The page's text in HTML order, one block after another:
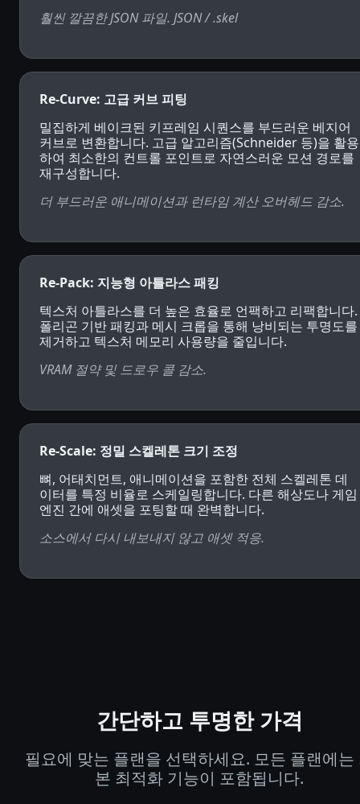
훨씬 깔끔한 JSON 파일. JSON / .skel
Re-Curve: 고급 커브 피팅
밀집하게 베이크된 키프레임 시퀀스를 부드러운 베지어
커브로 변환합니다. 고급 알고리즘(Schneider 등)을 활용
하여 최소한의 컨트롤 포인트로 자연스러운 모션 경로를
재구성합니다.
더 부드러운 애니메이션과 런타임 계산 오버헤드 감소.
Re-Pack: 지능형 아틀라스 패킹
텍스처 아틀라스를 더 높은 효율로 언팩하고 리팩합니다.
폴리곤 기반 패킹과 메시 크롭을 통해 낭비되는 투명도를
제거하고 텍스처 메모리 사용량을 줄입니다.
VRAM 절약 및 드로우 콜 감소.
Re-Scale: 정밀 스켈레톤 크기 조정
뼈, 어태치먼트, 애니메이션을 포함한 전체 스켈레톤 데
이터를 특정 비율로 스케일링합니다. 다른 해상도나 게임
엔진 간에 애셋을 포팅할 때 완벽합니다.
소스에서 다시 내보내지 않고 애셋 적응.
간단하고 투명한 가격
필요에 맞는 플랜을 선택하세요. 모든 플랜에는
본 최적화 기능이 포함됩니다.